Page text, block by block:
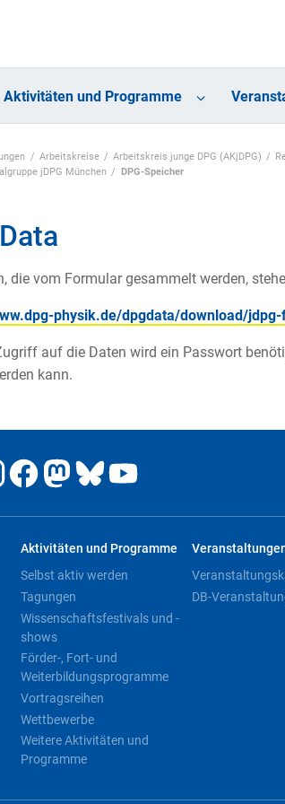
Aktivitäten und Programme
Arbeitskreise Arbeitskreis junge DPG (AKjDPG)
jDPG München
DPG-Speicher
die vom Formular gesammelt werden,
physik.de/dpgdata/download/
auf die Daten wird ein Passwort
kann.
Aktivitäten und Programme
Selbst aktiv werden
Tagungen
Wissenschaftsfestivals und -
shows
Förder-, Fort- und
Weiterbildungsprogramme
Vortragsreihen
Wettbewerbe
Weitere Aktivitäten und
Programme
DB-